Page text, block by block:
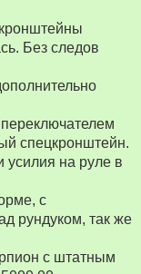
Без следов
спецкронштейн.
усилия на руле в
с
рундуком, так же
с штатным